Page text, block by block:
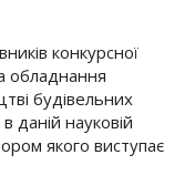
конкурсної
обладнання
будівельних
даній науковій
якого виступає